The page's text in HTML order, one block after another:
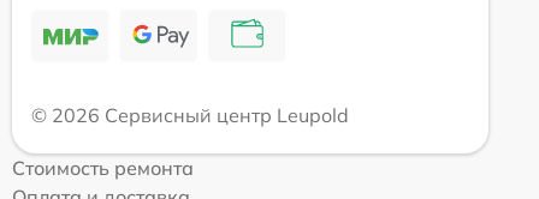
© 2026 Сервисный центр Leupold
Стоимость ремонта